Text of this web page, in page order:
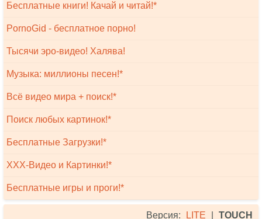
Бесплатные книги! Качай и читай!*
PornoGid - бесплатное порно!
Тысячи эро-видео! Халява!
Музыка: миллионы песен!*
Всё видео мира + поиск!*
Поиск любых картинок!*
Бесплатные Загрузки!*
XXX-Видео и Картинки!*
Бесплатные игры и проги!*
Версия: LITE TOUCH